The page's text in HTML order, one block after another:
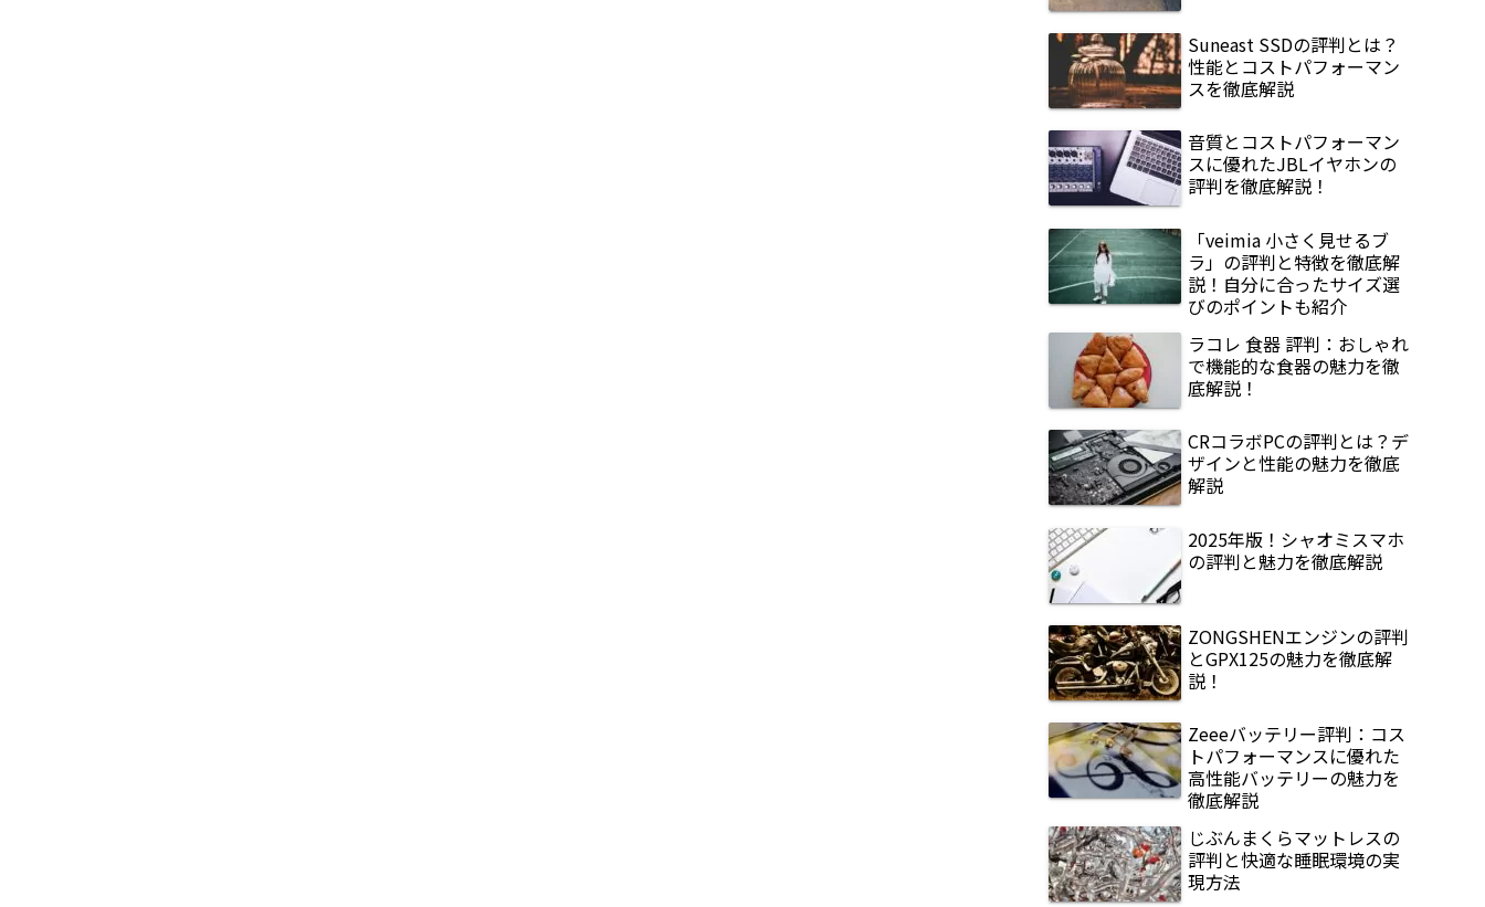
Suneast SSDの評判とは？
性能とコストパフォーマン
スを徹底解説
音質とコストパフォーマン
スに優れたJBLイヤホンの
評判を徹底解説！
「veimia 小さく見せるブ
ラ」の評判と特徴を徹底解
説！自分に合ったサイズ選
びのポイントも紹介
ラコレ 食器 評判：おしゃれ
で機能的な食器の魅力を徹
底解説！
CRコラボPCの評判とは？デ
ザインと性能の魅力を徹底
解説
2025年版！シャオミスマホ
の評判と魅力を徹底解説
ZONGSHENエンジンの評判
とGPX125の魅力を徹底解
説！
Zeeeバッテリー評判：コス
トパフォーマンスに優れた
高性能バッテリーの魅力を
徹底解説
じぶんまくらマットレスの
評判と快適な睡眠環境の実
現方法